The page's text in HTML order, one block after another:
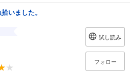
いました。
試し読み
フォロー